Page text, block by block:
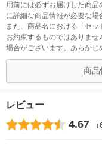
用前には必ずお届けした商
に詳細な商品情報が必要な場
また、商品名における「セ
お約束するものではありま
場合がございます。あらかじ
商品
レビュー
4.67